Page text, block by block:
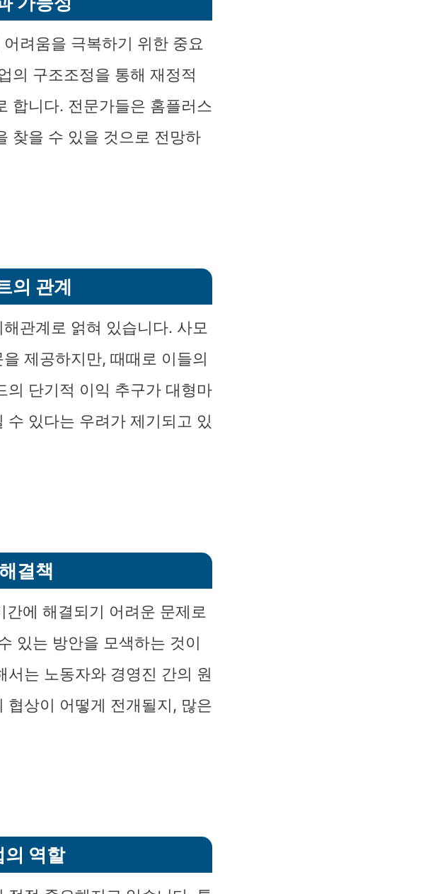
려움을 극복하기 위한 중요
의 구조조정을 통해 재정적
합니다. 전문가들은 홈플러스
찾을 수 있을 것으로 전망하
의 관계
관계로 얽혀 있습니다. 사모
제공하지만, 때때로 이들의
의 단기적 이익 추구가 대형마
수 있다는 우려가 제기되고 있
결책
에 해결되기 어려운 문제로
있는 방안을 모색하는 것이
는 노동자와 경영진 간의 원
협상이 어떻게 전개될지, 많은
의 역할